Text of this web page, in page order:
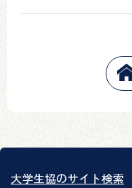
大学生協のサイト検索